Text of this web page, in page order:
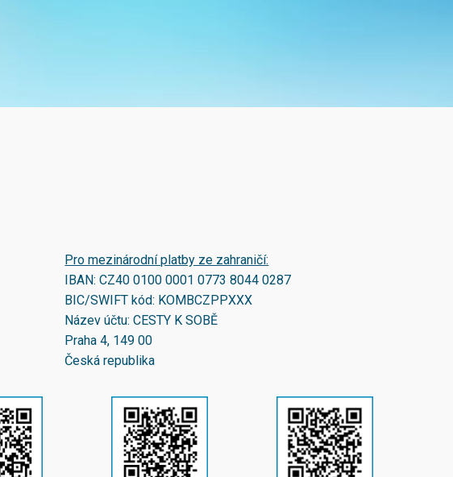
Pro mezinárodní platby ze zahraničí:
IBAN:CZ40 0100 0001 0773 8044 0287
BIC/SWIFT kód: KOMBCZPPXXX
Název účtu: CESTY K SOBĚ
Praha 4, 149 00
Česká republika